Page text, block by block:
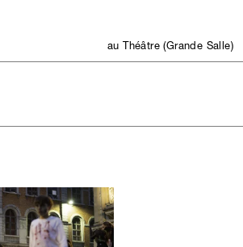
au Théâtre (Grande Salle)